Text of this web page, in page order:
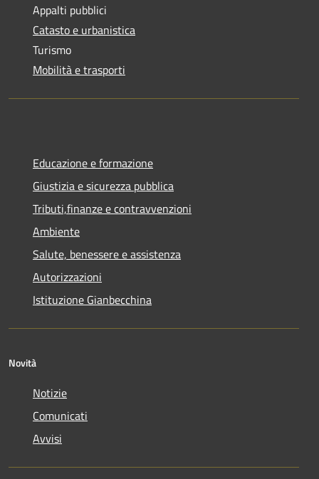
Appalti pubblici
Catasto e urbanistica
Turismo
Mobilità e trasporti
Educazione e formazione
Giustizia e sicurezza pubblica
Tributi,finanze e contravvenzioni
Ambiente
Salute, benessere e assistenza
Autorizzazioni
Istituzione Gianbecchina
Novità
Notizie
Comunicati
Avvisi